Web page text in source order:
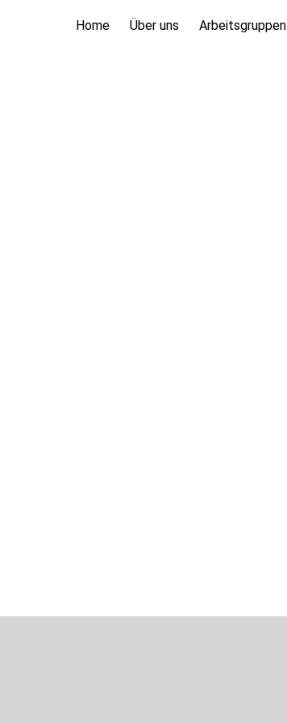
Home Über uns Arbeitsgruppen